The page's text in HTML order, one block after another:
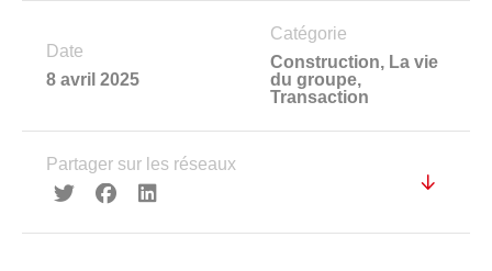
Nous rejoindre
360°
À propos
Date
8 avril 2025
Catégorie
Construction, La vie
du groupe,
Transaction
Partager sur les réseaux